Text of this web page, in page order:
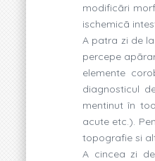
modificãri
ischemicã
A patra zi de
percepe
elemente
diagnosticul
mentinut în
acute etc.).
topografie si
A cincea zi